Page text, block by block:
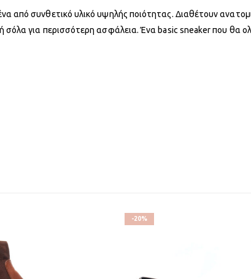
από συνθετικό υλικό υψηλής ποιότητας. Διαθέτουν
σόλα για περισσότερη ασφάλεια. Ένα basic sneaker που θα
-20%